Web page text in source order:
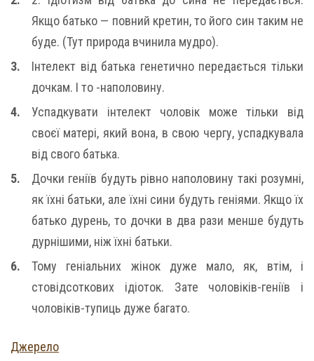
Якщо батько — повний кретин, то його син таким не
буде. (Тут природа вчинила мудро).
Інтелект від батька генетично передається тільки
дочкам. І то -наполовину.
Успадкувати інтелект чоловік може тільки від
своєї матері, який вона, в свою чергу, успадкувала
від свого батька.
Дочки геніїв будуть рівно наполовину такі розумні,
як їхні батьки, але їхні сини будуть геніями. Якщо їх
батько дурень, то дочки в два рази менше будуть
дурнішими, ніж їхні батьки.
Тому геніальних жінок дуже мало, як, втім, і
стовідсоткових ідіоток. Зате чоловіків-геніїв і
чоловіків-тупиць дуже багато.
Джерело